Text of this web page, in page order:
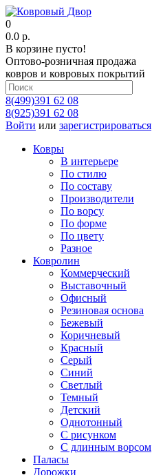
0
0.0 р.
В корзине пусто!
Оптово-розничная продажа
ковров и ковровых покрытий
8(499)391 62 08
8(925)391 62 08
Войти или зарегистрироваться
Ковры
В интерьере
По стилю
По составу
Производители
По ворсу
По форме
По цвету
Разное
Ковролин
Коммерческий
Выставочный
Офисный
Резиновая основа
Бежевый
Коричневый
Красный
Серый
Синий
Светлый
Темный
Детский
Однотонный
С рисунком
С длинным ворсом
Паласы
Дорожки